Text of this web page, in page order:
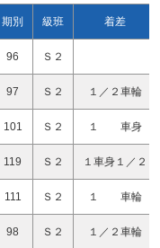
期別 級班 着差
96 Ｓ２
97 Ｓ２ １／２車輪
101 Ｓ２ １ 車身
119 Ｓ２ １車身１／２
111 Ｓ２ １ 車輪
98 Ｓ２ １／２車輪